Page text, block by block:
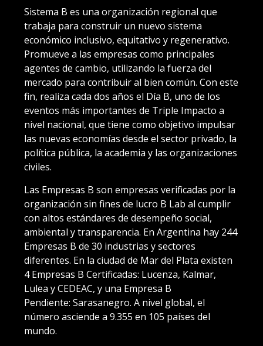
Sistema B es una organización regional que
trabaja para construir un nuevo sistema
económico inclusivo, equitativo y regenerativo.
Promueve a las empresas como principales
agentes de cambio, utilizando la fuerza del
mercado para contribuir al bien común. Con este
fin, realiza cada dos años el Día B, uno de los
eventos más importantes de Triple Impacto a
nivel nacional, que tiene como objetivo impulsar
las nuevas economías desde el sector privado, la
política pública, la academia y las organizaciones
civiles.
Las Empresas B son empresas verificadas por la
organización sin fines de lucro B Lab al cumplir
con altos estándares de desempeño social,
ambiental y transparencia. En Argentina hay 244
Empresas B de 30 industrias y sectores
diferentes. En la ciudad de Mar del Plata existen
4 Empresas B Certificadas: Lucenza, Kalmar,
Lulea y CEDEAC, y una Empresa B
Pendiente: Sarasanegro. A nivel global, el
número asciende a 9.355 en 105 países del
mundo.